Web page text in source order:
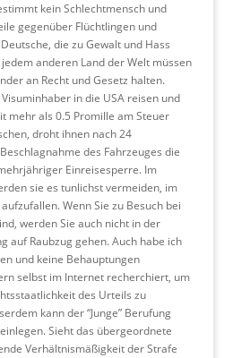
kein Schlechtmensch und
gegenüber Flüchtlingen und
die zu Gewalt und Hass
anderen Land der Welt müssen
an Recht und Gesetz halten.
in die USA reisen und
mehr als 0.5 Promille am Steuer
droht ihnen nach 24
des Fahrzeuges die
Einreisesperre. Im
sie es tunlichst vermeiden, im
Wenn Sie zu Besuch bei
werden Sie auch nicht in der
auf Raubzug gehen. Auch habe ich
und keine Behauptungen
selbst im Internet recherchiert, um
des Urteils zu
kann der “Junge” Berufung
Sieht das übergeordnete
Verhältnismäßigkeit der Strafe